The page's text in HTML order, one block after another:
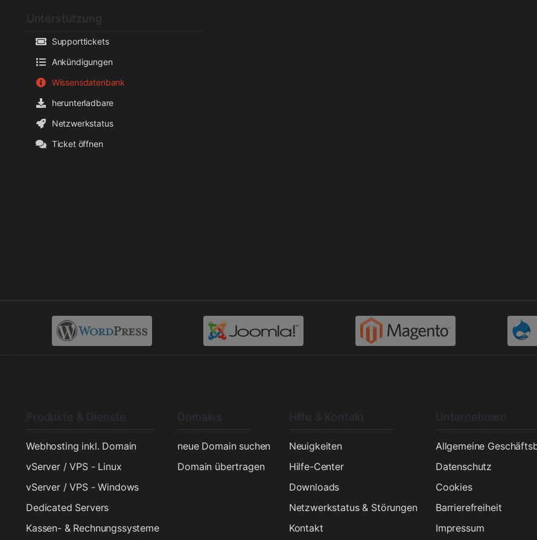
Supporttickets
Ankündigungen
Wissensdatenbank
herunterladbare
Netzwerkstatus
Ticket öffnen
Produkte & Dienste
Webhosting inkl. Domain
vServer / VPS - Linux
vServer / VPS - Windows
Dedicated Servers
Kassen- & Rechnungssysteme
Domains
neue Domain suchen
Domain übertragen
Hilfe & Kontakt
Neuigkeiten
Hilfe-Center
Downloads
Netzwerkstatus & Störungen
Kontakt
Unternehmen
Allgemeine
Datenschutz
Cookies
Barrierefreiheit
Impressum